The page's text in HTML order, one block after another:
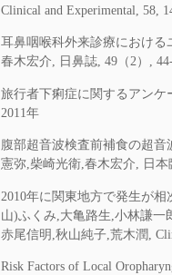
Clinical and Experimental, 58,
耳鼻咽喉科外来診療におけ
春木宏介, 日鼻誌, 49（2）,
旅行者下痢症に関するアンケ
2011年
腹部超音波検査前補食の超
憲弥,柴崎光衛,春木宏介, 日本
2010年に関東地方で発生が
山)ふくみ,大亀路生,小林謙一
赤尾信明,秋山純子,荒木潤,
Risk Factors of Local